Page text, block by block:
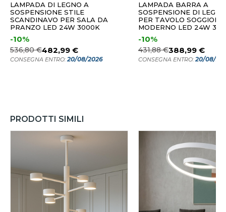
LAMPADA DI LEGNO A
SOSPENSIONE STILE
SCANDINAVO PER SALA DA
PRANZO LED 24W 3000K
-10%
536,80 €482,99 €
CONSEGNA ENTRO:20/08/2026
LAMPADA BARRA A
SOSPENSIONE DI
PER TAVOLO
MODERNO LED 24W
-10%
431,88 €388,99 €
CONSEGNA ENTRO:20/08/
PRODOTTI SIMILI